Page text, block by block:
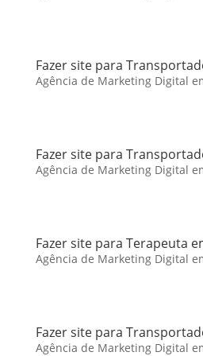
Fazer site para
Agência de Marketing Digital
Fazer site para
Agência de Marketing Digital
Fazer site para Terapeuta
Agência de Marketing Digital
Fazer site para
Agência de Marketing Digital